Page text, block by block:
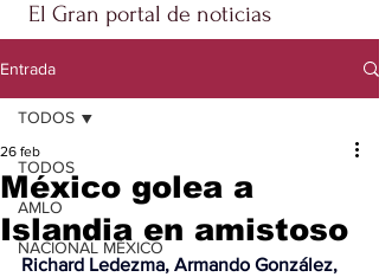
El Gran portal de noticias
Entrada
TODOS
AMLO
NACIONAL MÉXICO
TODOS
México golea a
Islandia en amistoso
26 feb
Richard Ledezma, Armando González,